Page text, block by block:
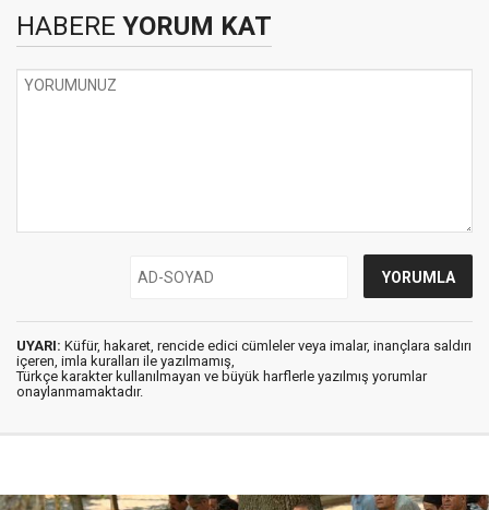
HABERE YORUM KAT
UYARI: Küfür, hakaret, rencide edici cümleler veya imalar, inançlara saldırı
içeren, imla kuralları ile yazılmamış,
Türkçe karakter kullanılmayan ve büyük harflerle yazılmış yorumlar
onaylanmamaktadır.